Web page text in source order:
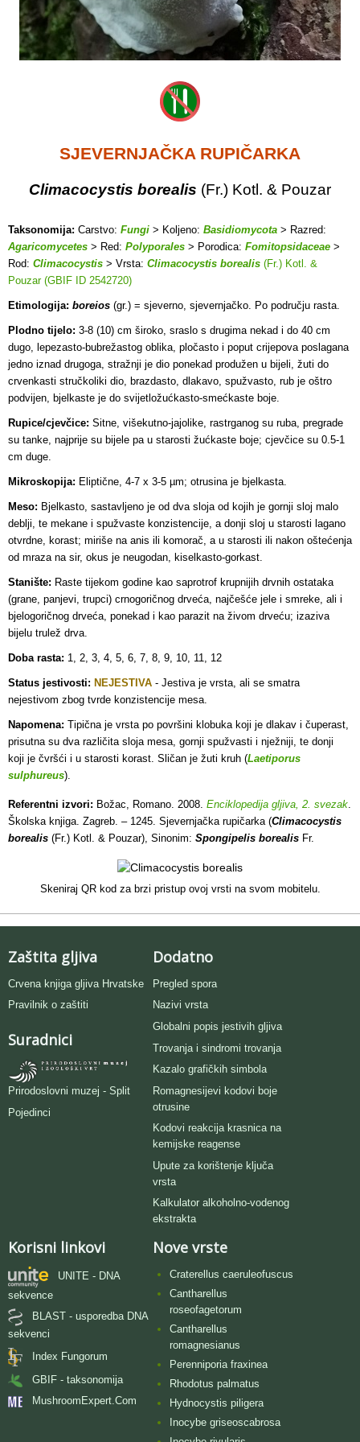
SJEVERNJAČKA RUPIČARKA
Climacocystis borealis (Fr.) Kotl. & Pouzar
Taksonomija: Carstvo: Fungi > Koljeno: Basidiomycota > Razred:
Agaricomycetes > Red: Polyporales > Porodica: Fomitopsidaceae >
Rod: Climacocystis > Vrsta: Climacocystis borealis (Fr.) Kotl. &
Pouzar (GBIF ID 2542720)
Etimologija: boreios (gr.) = sjeverno, sjevernjačko. Po području rasta.
Plodno tijelo: 3-8 (10) cm široko, sraslo s drugima nekad i do 40 cm
dugo, lepezasto-bubrežastog oblika, pločasto i poput crijepova poslagana
jedno iznad drugoga, stražnji je dio ponekad produžen u bijeli, žuti do
crvenkasti stručkoliki dio, brazdasto, dlakavo, spužvasto, rub je oštro
podvijen, bjelkaste je do svijetložućkasto-smećkaste boje.
Rupice/cjevčice: Sitne, višekutno-jajolike, rastrganog su ruba, pregrade
su tanke, najprije su bijele pa u starosti žućkaste boje; cjevčice su 0.5-1
cm duge.
Mikroskopija: Eliptične, 4-7 x 3-5 µm; otrusina je bjelkasta.
Meso: Bjelkasto, sastavljeno je od dva sloja od kojih je gornji sloj malo
deblji, te mekane i spužvaste konzistencije, a donji sloj u starosti lagano
otvrdne, korast; miriše na anis ili komorač, a u starosti ili nakon oštećenja
od mraza na sir, okus je neugodan, kiselkasto-gorkast.
Stanište: Raste tijekom godine kao saprotrof krupnijih drvnih ostataka
(grane, panjevi, trupci) crnogoričnog drveća, najčešće jele i smreke, ali i
bjelogoričnog drveća, ponekad i kao parazit na živom drveću; izaziva
bijelu trulež drva.
Doba rasta: 1, 2, 3, 4, 5, 6, 7, 8, 9, 10, 11, 12
Status jestivosti: NEJESTIVA - Jestiva je vrsta, ali se smatra
nejestivom zbog tvrde konzistencije mesa.
Napomena: Tipična je vrsta po površini klobuka koji je dlakav i čuperast,
prisutna su dva različita sloja mesa, gornji spužvasti i nježniji, te donji
koji je čvršći i u starosti korast. Sličan je žuti kruh (Laetiporus
sulphureus).
Referentni izvori: Božac, Romano. 2008. Enciklopedija gljiva, 2. svezak.
Školska knjiga. Zagreb. – 1245. Sjevernjačka rupičarka (Climacocystis
borealis (Fr.) Kotl. & Pouzar), Sinonim: Spongipelis borealis Fr.
Skeniraj QR kod za brzi pristup ovoj vrsti na svom mobitelu.
Zaštita gljiva
Crvena knjiga gljiva Hrvatske
Pravilnik o zaštiti
Suradnici
Prirodoslovni muzej - Split
Pojedinci
Dodatno
Pregled spora
Nazivi vrsta
Globalni popis jestivih gljiva
Trovanja i sindromi trovanja
Kazalo grafičkih simbola
Romagnesijevi kodovi boje
otrusine
Kodovi reakcija krasnica na
kemijske reagense
Upute za korištenje ključa
vrsta
Kalkulator alkoholno-vodenog
ekstrakta
Korisni linkovi
UNITE - DNA
sekvence
BLAST - usporedba DNA
sekvenci
Index Fungorum
GBIF - taksonomija
MushroomExpert.Com
Nove vrste
Craterellus caeruleofuscus
Cantharellus
roseofagetorum
Cantharellus
romagnesianus
Perenniporia fraxinea
Rhodotus palmatus
Hydnocystis piligera
Inocybe griseoscabrosa